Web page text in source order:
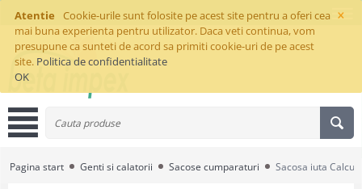
×
Atentie
Cookie-urile sunt folosite pe acest site pentru a oferi cea
mai buna experienta pentru utilizator. Daca veti continua, vom
presupune ca sunteti de acord sa primiti cookie-uri de pe acest
site. Politica de confidentialitate
OK
Pagina start Genti si calatorii Sacose cumparaturi Sacosa iuta